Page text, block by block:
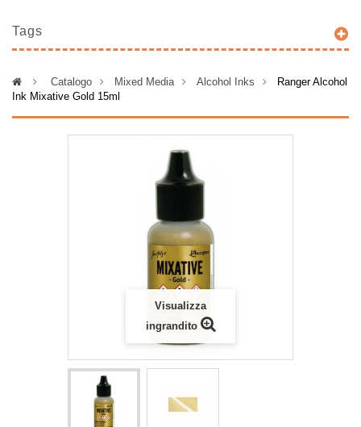
Tags
> Catalogo > Mixed Media > Alcohol Inks >
Ranger Alcohol
Ink Mixative Gold 15ml
Visualizza
ingrandito